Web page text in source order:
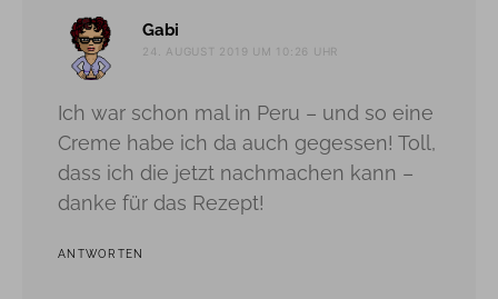
Gabi
24. AUGUST 2019 UM 10:26 UHR
Ich war schon mal in Peru – und so eine
Creme habe ich da auch gegessen! Toll,
dass ich die jetzt nachmachen kann –
danke für das Rezept!
ANTWORTEN